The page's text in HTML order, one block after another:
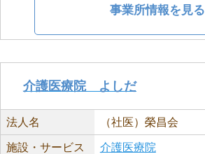
事業所情報を見る
介護医療院 よしだ
法人名 （社医）榮昌会
施設・サービス 介護医療院